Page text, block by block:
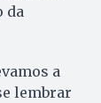
da
a
lembrar